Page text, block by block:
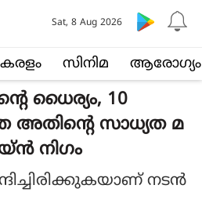
സിനിമ ആരോഗ്യം
Sat, 8 Aug 2026
ധൈര്യം, 10
അതിന്റെ സാധ്യത മ
നിഗം
നടൻ